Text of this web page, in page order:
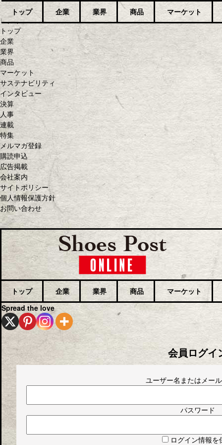
ログイン
トップ
企業
業界
商品
マーケット
サステナビリティ
インタビュー
決算
人事
連載
特集
メルマガ登録
購読申込
広告掲載
会社案内
サイトポリシー
個人情報保護方針
お問い合わせ
トップ 企業 業界 商品 マーケット
トップ 企業 業界 商品 マーケット
Spread the love
会員ログイ
ユーザー名またはメー
パスワード
ログイン情報を